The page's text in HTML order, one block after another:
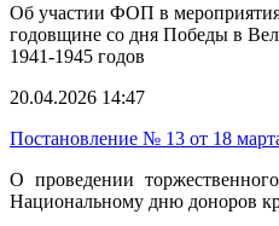
Об участии ФОП в
годовщине со дня Победы в
1941-1945 годов
20.04.2026 14:47
Постановление № 13 от 18
О проведении
Национальному дню доноров